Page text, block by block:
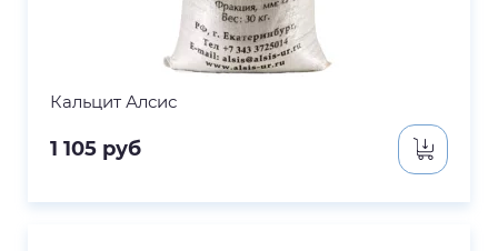
Кальцит Алсис
1 105 руб